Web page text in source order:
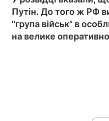
Путін. До того ж РФ
"група військ" в
на велике